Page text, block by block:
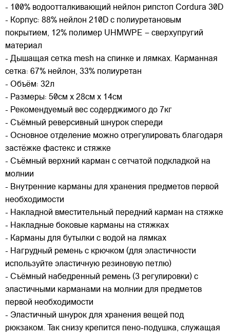
- 100% водоотталкивающий нейлон рипстоп Cordura 30D
- Корпус: 88% нейлон 210D с полиуретановым
покрытием, 12% полимер UHMWPE – сверхупругий
материал
- Дышащая сетка mesh на спинке и лямках. Карманная
сетка: 67% нейлон, 33% полиуретан
- Объём: 32л
- Размеры: 50см х 28см х 14см
- Рекомендуемый вес содерджимого до 7кг
- Съёмный реверсивный шнурок спереди
- Основное отделение можно отрегулировать благодаря
застёжке фастекс и стяжке
- Съёмный верхний карман с сетчатой подкладкой на
молнии
- Внутренние карманы для хранения предметов первой
необходимости
- Накладной вместительный передний карман на стяжке
- Накладные боковые карманы на стяжках
- Карманы для бутылки с водой на лямках
- Нагрудный ремень с крючком (для эластичности
используйте эластичную резиновую петлю)
- Съёмный набедренный ремень (3 регулировки) с
эластичными карманами на молнии для предметов
первой необходимости
- Эластичный шнурок для хранения вещей под
рюкзаком. Так снизу крепится пено-подушка, служащая